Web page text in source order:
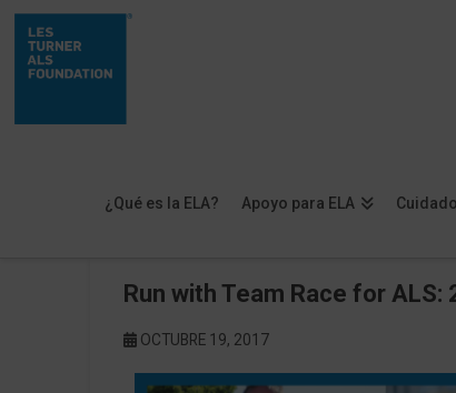
¿Qué es la ELA? Apoyo para ELA
Run with Team Race for
OCTUBRE 19, 2017